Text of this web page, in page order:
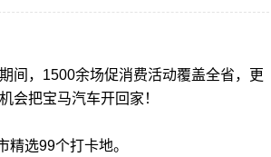
，1500余场促消费活动覆盖全省，更
会把宝马汽车开回家！
选99个打卡地。